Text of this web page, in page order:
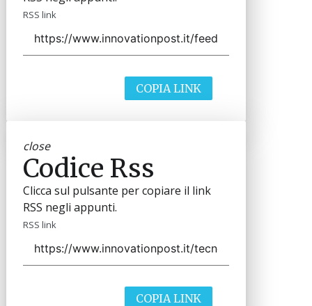
RSS link
COPIA LINK
close
Codice Rss
Clicca sul pulsante per copiare il link
RSS negli appunti.
RSS link
COPIA LINK